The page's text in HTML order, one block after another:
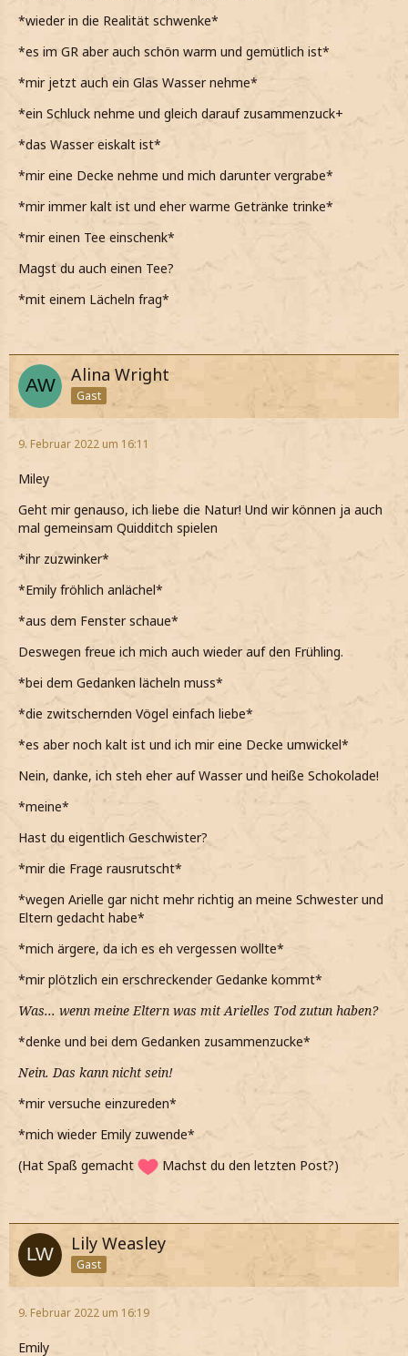
*wieder in die Realität schwenke*
*es im GR aber auch schön warm und gemütlich ist*
*mir jetzt auch ein Glas Wasser nehme*
*ein Schluck nehme und gleich darauf zusammenzuck+
*das Wasser eiskalt ist*
*mir eine Decke nehme und mich darunter vergrabe*
*mir immer kalt ist und eher warme Getränke trinke*
*mir einen Tee einschenk*
Magst du auch einen Tee?
*mit einem Lächeln frag*
Alina Wright
Gast
9. Februar 2022 um 16:11
Miley
Geht mir genauso, ich liebe die Natur! Und wir können ja auch
mal gemeinsam Quidditch spielen
*ihr zuzwinker*
*Emily fröhlich anlächel*
*aus dem Fenster schaue*
Deswegen freue ich mich auch wieder auf den Frühling.
*bei dem Gedanken lächeln muss*
*die zwitschernden Vögel einfach liebe*
*es aber noch kalt ist und ich mir eine Decke umwickel*
Nein, danke, ich steh eher auf Wasser und heiße Schokolade!
*meine*
Hast du eigentlich Geschwister?
*mir die Frage rausrutscht*
*wegen Arielle gar nicht mehr richtig an meine Schwester und
Eltern gedacht habe*
*mich ärgere, da ich es eh vergessen wollte*
*mir plötzlich ein erschreckender Gedanke kommt*
Was... wenn meine Eltern was mit Arielles Tod zutun haben?
*denke und bei dem Gedanken zusammenzucke*
Nein. Das kann nicht sein!
*mir versuche einzureden*
*mich wieder Emily zuwende*
(Hat Spaß gemacht
Machst du den letzten Post?)
Lily Weasley
Gast
9. Februar 2022 um 16:19
Emily